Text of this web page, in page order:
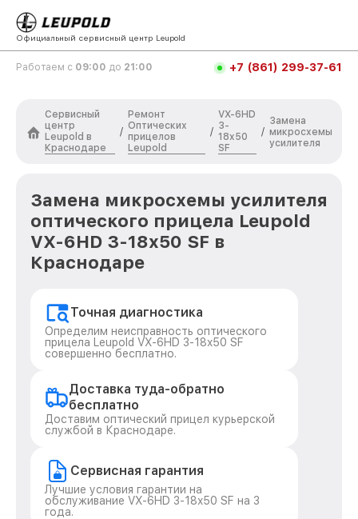
Официальный сервисный центр Leupold
Работаем с 09:00 до 21:00 +7 (861) 299-37-61
Сервисный
центр
Leupold в
Краснодаре
/
Ремонт
Оптических
прицелов
Leupold
/
VX-6HD
3-
18x50
SF
/
Замена
микросхемы
усилителя
Замена микросхемы усилителя
оптического прицела Leupold
VX-6HD 3-18x50 SF в
Краснодаре
Точная диагностика
Определим неисправность оптического
прицела Leupold VX-6HD 3-18x50 SF
совершенно бесплатно.
Доставка туда-обратно
бесплатно
Доставим оптический прицел курьерской
службой в Краснодаре.
Сервисная гарантия
Лучшие условия гарантии на
обслуживание VX-6HD 3-18x50 SF на 3
года.